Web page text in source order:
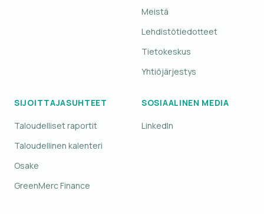
Meistä
Lehdistötiedotteet
Tietokeskus
Yhtiöjärjestys
SIJOITTAJASUHTEET
Taloudelliset raportit
Taloudellinen kalenteri
Osake
GreenMerc Finance
SOSIAALINEN MEDIA
LinkedIn